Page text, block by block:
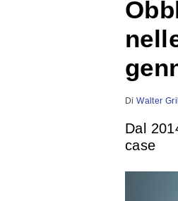
DiWalter
Dal
case